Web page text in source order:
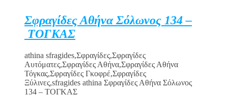
Σφραγίδες Αθήνα Σόλωνος 134 –
ΤΟΓΚΑΣ
athina sfragides,Σφραγίδες,Σφραγίδες
Αυτόματες,Σφραγίδες Αθήνα,Σφραγίδες Αθήνα
Τόγκας,Σφραγίδες Γκοφρέ,Σφραγίδες
Ξύλινες,sfragides athina Σφραγίδες Αθήνα Σόλωνος
134 – ΤΟΓΚΑΣ